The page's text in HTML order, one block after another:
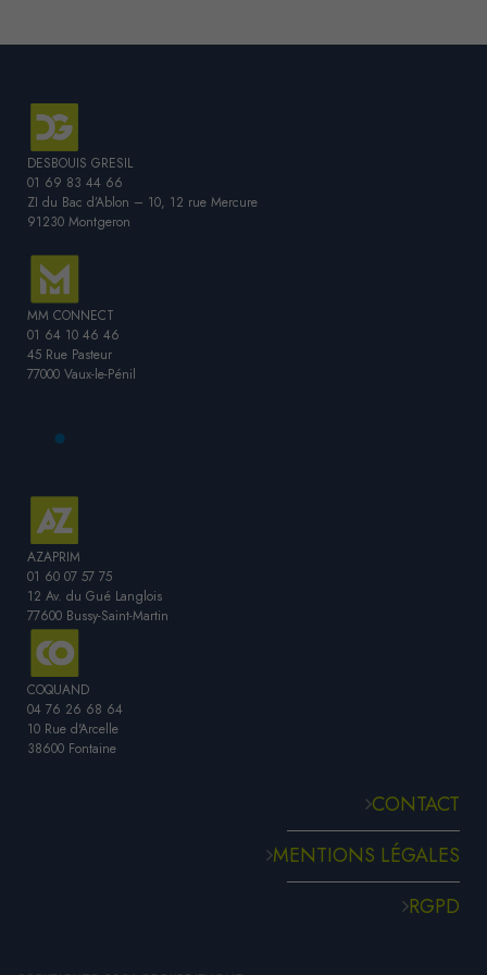
DESBOUIS GRESIL
01 69 83 44 66
ZI du Bac d’Ablon – 10, 12 rue Mercure
91230 Montgeron
MM CONNECT
01 64 10 46 46
45 Rue Pasteur
77000 Vaux-le-Pénil
AZAPRIM
01 60 07 57 75
12 Av. du Gué Langlois
77600 Bussy-Saint-Martin
COQUAND
04 76 26 68 64
10 Rue d'Arcelle
38600 Fontaine
CONTACT
MENTIONS LÉGALES
RGPD